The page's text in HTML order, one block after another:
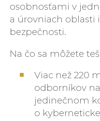
osobnosťami v
a úrovniach oblasti
bezpečnosti.
Na čo sa môžete
Viac než 220
odborníkov
jedinečnom
o